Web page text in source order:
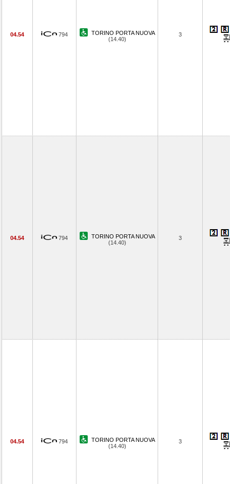
04.54 794
TORINO PORTA NUOVA
(14.40)
3
04.54 794
TORINO PORTA NUOVA
(14.40)
3
04.54 794
TORINO PORTA NUOVA
(14.40)
3